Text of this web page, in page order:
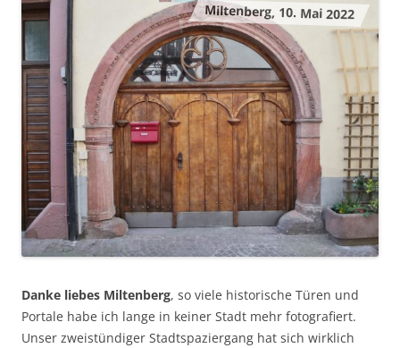
Miltenberg, 10. Mai 2022
Danke liebes Miltenberg, so viele historische Türen und
Portale habe ich lange in keiner Stadt mehr fotografiert.
Unser zweistündiger Stadtspaziergang hat sich wirklich